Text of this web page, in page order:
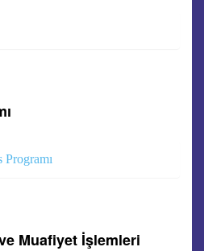
Muafiyet İşlemleri